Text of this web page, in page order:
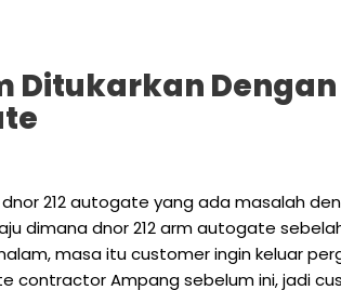
Ditukarkan
212 autogate yang ada masalah
dimana dnor 212 arm autogate
masa itu customer ingin keluar
contractor Ampang sebelum ini, jadi